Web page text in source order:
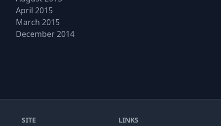
April 2015
March 2015
December 2014
SITE LINKS